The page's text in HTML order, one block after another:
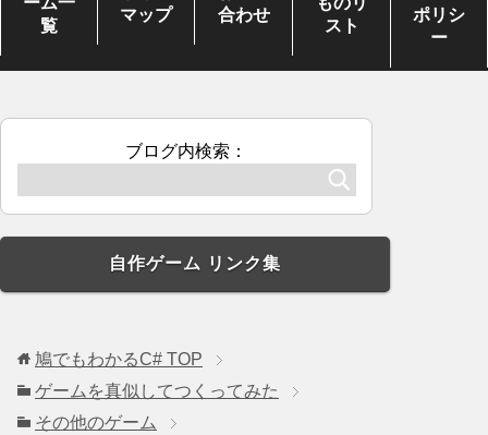
覧
マップ
合わせ
スト
ポリシ
ー
ブログ内検索：
自作ゲーム リンク集
鳩でもわかるC# TOP
ゲームを真似してつくってみた
その他のゲーム